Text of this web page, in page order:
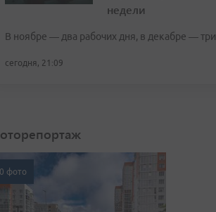
недели
В ноябре — два рабочих дня, в декабре — три
сегодня, 21:09
фото